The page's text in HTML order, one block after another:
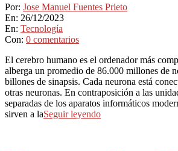
2023-
12-
26
Por: Jose Manuel Fuentes Prieto
En: 26/12/2023
En: Tecnología
Con: 0 comentarios
El cerebro humano es el ordenador más
alberga un promedio de 86.000 millones de
billones de sinapsis. Cada neurona está
otras neuronas. En contraposición a las
separadas de los aparatos informáticos
sirven a laSeguir leyendo